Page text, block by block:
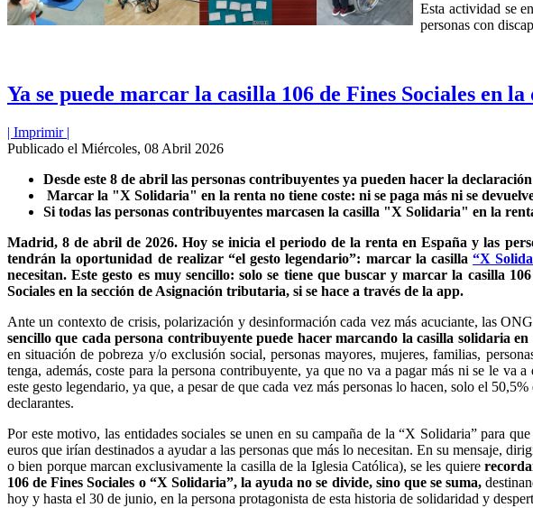
Esta actividad se
personas con
Ya se puede marcar la casilla 106 de Fines Sociales en
| Imprimir |
Publicado el Miércoles, 08 Abril 2026
Desde este 8 de abril las personas contribuyentes ya pueden hacer la
Marcar la "X Solidaria" en la renta no tiene coste: ni se paga más ni se
Si todas las personas contribuyentes marcasen la casilla "X Solidaria" en la
Madrid, 8 de abril de 2026. Hoy se inicia el periodo de la renta en España y las
tendrán la oportunidad de realizar “el gesto legendario”: marcar la casilla“X
necesitan. Este gesto es muy sencillo: solo se tiene que buscar y marcar la casilla
Sociales en la sección de Asignación tributaria, si se hace a través de la app.
Ante un contexto de crisis, polarización y desinformación cada vez más acuciante, las
sencillo que cada persona contribuyente puede hacer marcando la casilla solidaria en
en situación de pobreza y/o exclusión social, personas mayores, mujeres, familias,
tenga, además, coste para la persona contribuyente, ya que no va a pagar más ni se le
este gesto legendario, ya que, a pesar de que cada vez más personas lo hacen, solo el
declarantes.
Por este motivo, las entidades sociales se unen en su campaña de la “X Solidaria” para
euros que irían destinados a ayudar a las personas que más lo necesitan. En su mensaje,
o bien porque marcan exclusivamente la casilla de la Iglesia Católica), se les quiere
106 de Fines Sociales o “X Solidaria”, la ayuda no se divide, sino que se suma,
hoy y hasta el 30 de junio, en la persona protagonista de esta historia de solidaridad y